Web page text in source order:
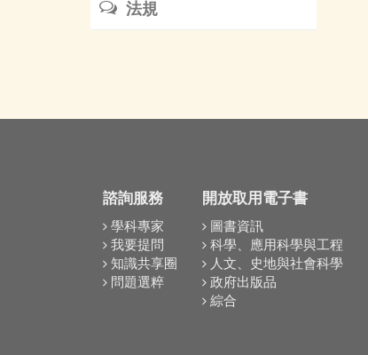
法規
諮詢服務
學科專家
我要提問
知識共享圈
問題選粹
開放取用電子書
圖書資訊
科學、應用科學與工程
人文、史地與社會科學
政府出版品
綜合